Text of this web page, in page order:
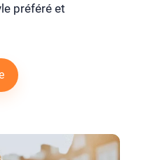
préféré et